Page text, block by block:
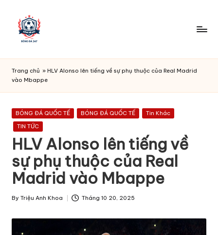
content
O
N
G
A
2
4
7
-
Ti
n
t
h
Trang chủ » HLV Alonso lên tiếng về sự phụ thuộc của Real Madrid
vào Mbappe
Posted
in
BÓNG ĐÁ QUỐC TẾ BÓNG ĐÁ QUỐC TẾ
Tin Khác
TIN TỨC
HLV Alonso lên tiếng về
sự phụ thuộc của Real
Madrid vào Mbappe
Posted
By Triệu Anh Khoa Tháng 10 20, 2025